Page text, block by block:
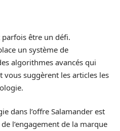
parfois être un défi.
un système de
algorithmes avancés qui
vous suggèrent les articles les
dans l’offre Salamander est
l’engagement de la marque